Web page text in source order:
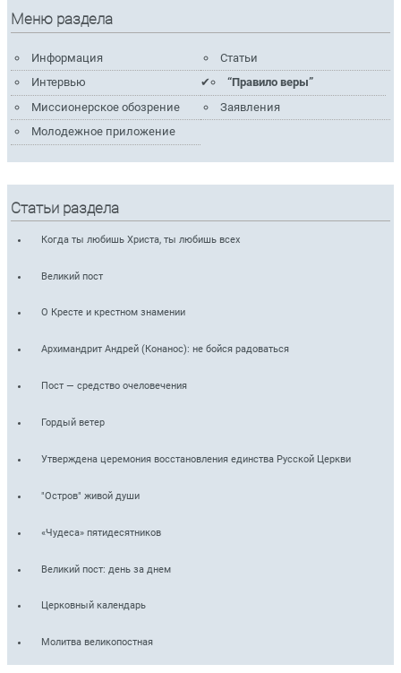
Меню раздела
Информация
Статьи
Интервью
“Правило веры”
Миссионерское обозрение
Заявления
Молодежное приложение
Статьи раздела
Когда ты любишь Христа, ты любишь всех
Великий пост
О Кресте и крестном знамении
Архимандрит Андрей (Конанос): не бойся радоваться
Пост — средство очеловечения
Гордый ветер
Утверждена церемония восстановления единства Русской Церкви
"Остров" живой души
«Чудеса» пятидесятников
Великий пост: день за днем
Церковный календарь
Молитва великопостная